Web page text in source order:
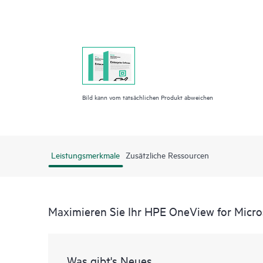
Bild kann vom tatsächlichen Produkt abweichen
Leistungsmerkmale Zusätzliche Ressourcen
Maximieren Sie Ihr HPE OneView for